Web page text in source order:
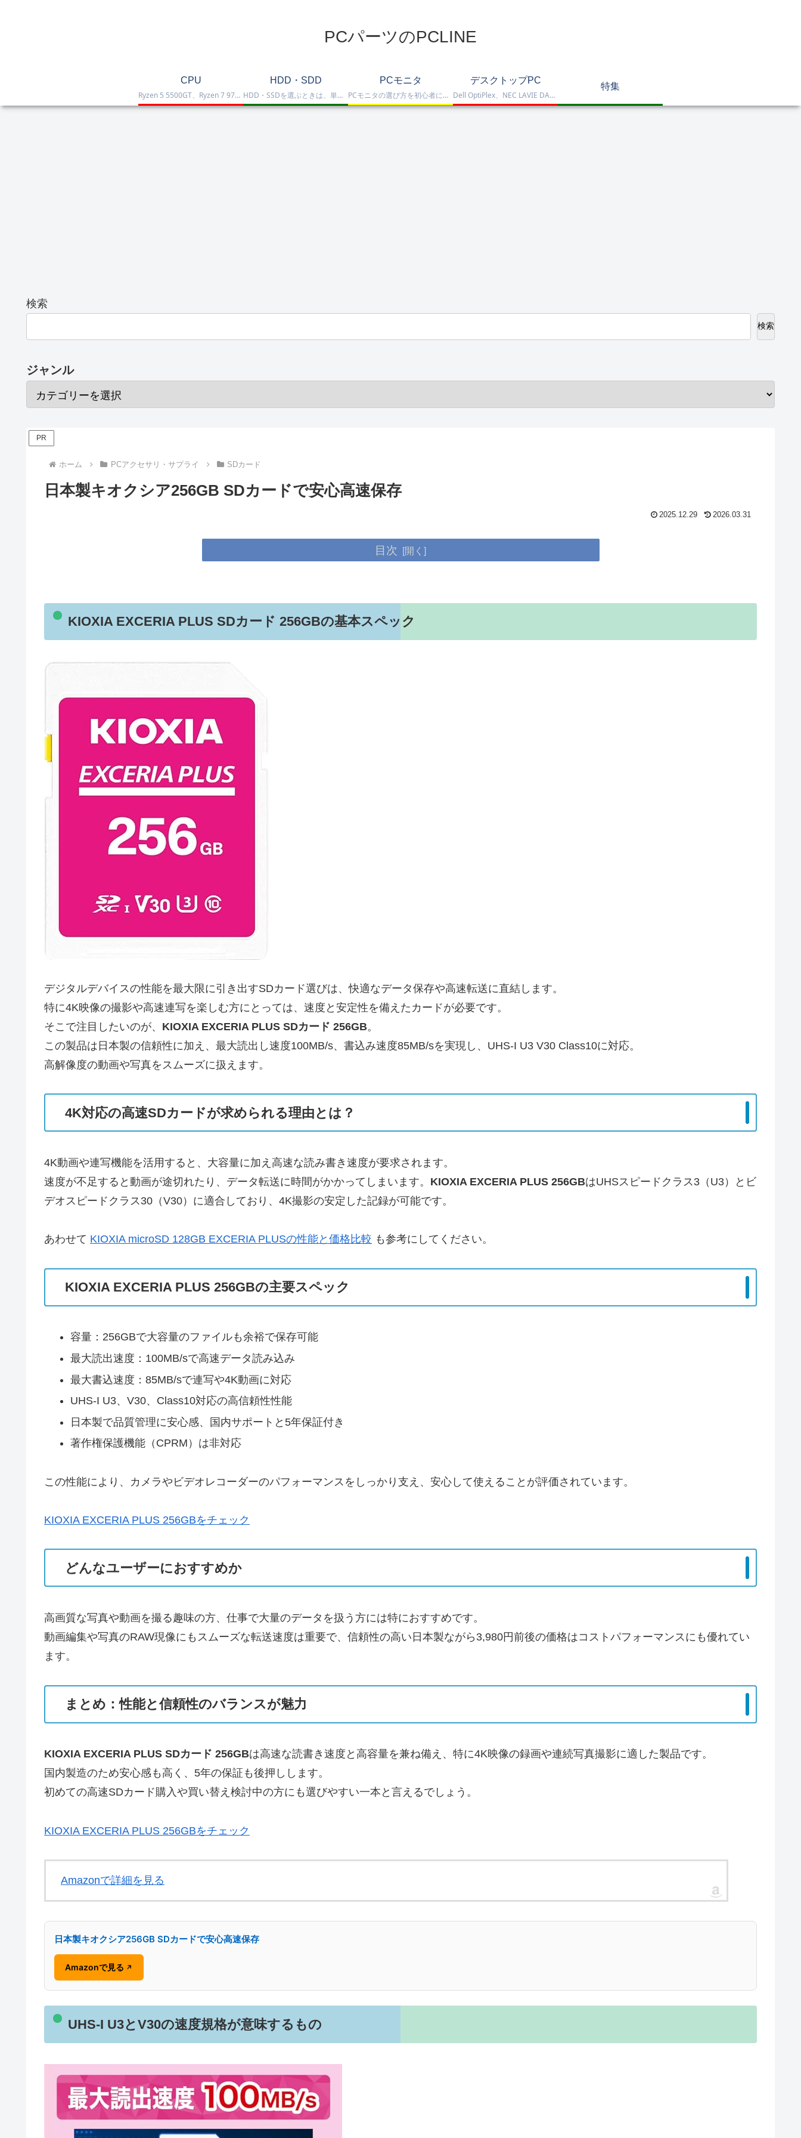
PCパーツのPCLINE
CPU
Ryzen 5 5500GT、Ryzen 7 9700X、Ryzen 7 9800X3D、Core Ultra 7 265K、Core i5-12400などを掲載したCPU一覧です。性能・価格・用途を比較しながら、自作PCやゲーミング向けの最適な1台を選べます。
HDD・SDD
HDD・SSDを選ぶときは、単に容量だけを見るのではなく、保存重視なのか、高速化したいのか、NAS運用なのか、外付けで使いたいのかまで整理して選ぶことが大切です。このカテゴリでは、HDDとSSDの基本的な違いを踏まえつつ、保存容量をしっかり確保したい方向けのHDD、高速起動や作業効率を重視したい方向けのSSD、さらにNAS向けHDDやNVMe SSD、SATA SSD、外付けストレージまで比較しや…
PCモニタ
PCモニタの選び方を初心者にも分かりやすく解説。ゲーミングモニタ、4K・高画質モニタ、モバイルモニタ、仕事・普段使い向けモニタまで、用途別に比較しやすくまとめています。
デスクトップPC
Dell OptiPlex、NEC LAVIE DA770、HP DT 24-cr2000、ASUS V470VAK、Dell 24 AIO EC24250などを掲載したデスクトップPC一覧です。一体型や整備済み品を比較しながら、用途に合うモデルを選べます。
特集
検索
検索
ジャンル
PR
ホーム PCアクセサリ・サプライ SDカード
日本製キオクシア256GB SDカードで安心高速保存
2025.12.29 2026.03.31
目次
KIOXIA EXCERIA PLUS SDカード 256GBの基本スペック
デジタルデバイスの性能を最大限に引き出すSDカード選びは、快適なデータ保存や高速転送に直結します。
特に4K映像の撮影や高速連写を楽しむ方にとっては、速度と安定性を備えたカードが必要です。
そこで注目したいのが、 KIOXIA EXCERIA PLUS SDカード 256GB。
この製品は日本製の信頼性に加え、最大読出し速度100MB/s、書込み速度85MB/sを実現し、UHS-I U3 V30 Class10に対応。
高解像度の動画や写真をスムーズに扱えます。
4K対応の高速SDカードが求められる理由とは？
4K動画や連写機能を活用すると、大容量に加え高速な読み書き速度が要求されます。
速度が不足すると動画が途切れたり、データ転送に時間がかかってしまいます。 KIOXIA EXCERIA PLUS 256GBはUHSスピードクラス3（U3）とビ
デオスピードクラス30（V30）に適合しており、4K撮影の安定した記録が可能です。
あわせて KIOXIA microSD 128GB EXCERIA PLUSの性能と価格比較 も参考にしてください。
KIOXIA EXCERIA PLUS 256GBの主要スペック
容量：256GBで大容量のファイルも余裕で保存可能
最大読出速度：100MB/sで高速データ読み込み
最大書込速度：85MB/sで連写や4K動画に対応
UHS-I U3、V30、Class10対応の高信頼性性能
日本製で品質管理に安心感、国内サポートと5年保証付き
著作権保護機能（CPRM）は非対応
この性能により、カメラやビデオレコーダーのパフォーマンスをしっかり支え、安心して使えることが評価されています。
KIOXIA EXCERIA PLUS 256GBをチェック
どんなユーザーにおすすめか
高画質な写真や動画を撮る趣味の方、仕事で大量のデータを扱う方には特におすすめです。
動画編集や写真のRAW現像にもスムーズな転送速度は重要で、信頼性の高い日本製ながら3,980円前後の価格はコストパフォーマンスにも優れてい
ます。
まとめ：性能と信頼性のバランスが魅力
KIOXIA EXCERIA PLUS SDカード 256GBは高速な読書き速度と高容量を兼ね備え、特に4K映像の録画や連続写真撮影に適した製品です。
国内製造のため安心感も高く、5年の保証も後押しします。
初めての高速SDカード購入や買い替え検討中の方にも選びやすい一本と言えるでしょう。
KIOXIA EXCERIA PLUS 256GBをチェック
Amazonで詳細を見る
日本製キオクシア256GB SDカードで安心高速保存
Amazonで見る ↗
UHS-I U3とV30の速度規格が意味するもの